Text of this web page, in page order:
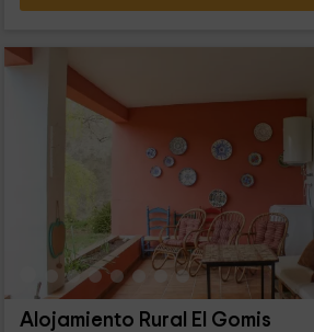
Alojamiento Rural El Gomis